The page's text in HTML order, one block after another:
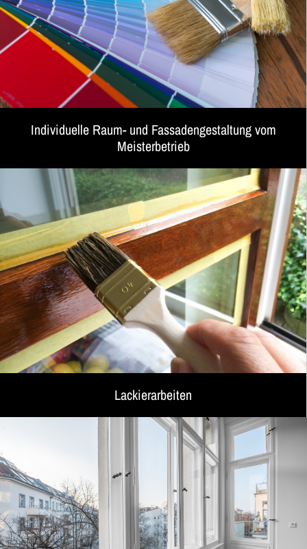
Individuelle Raum- und Fassadengestaltung vom
Meisterbetrieb
Lackierarbeiten